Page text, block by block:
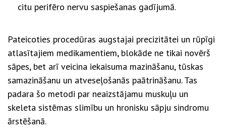
citu perifēro nervu saspiešanas gadījumā.
Pateicoties procedūras augstajai precizitātei un rūpīgi
atlasītajiem medikamentiem, blokāde ne tikai novērš
sāpes, bet arī veicina iekaisuma mazināšanu, tūskas
samazināšanu un atveseļošanās paātrināšanu. Tas
padara šo metodi par neaizstājamu muskuļu un
skeleta sistēmas slimību un hronisku sāpju sindromu
ārstēšanā.